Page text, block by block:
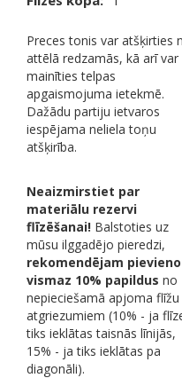
Preces tonis var atšķirties
attēlā redzamās, kā arī var
mainīties telpas
apgaismojuma ietekmē.
Dažādu partiju ietvaros
iespējama neliela toņu
atšķirība.
Neaizmirstiet par
materiālu rezervi
flīzēšanai! Balstoties uz
mūsu ilggadējo pieredzi,
rekomendējam
vismaz 10% papildus no
nepieciešamā apjoma flīžu
atgriezumiem (10% - ja
tiks ieklātas taisnās līnijās,
15% - ja tiks ieklātas pa
diagonāli).